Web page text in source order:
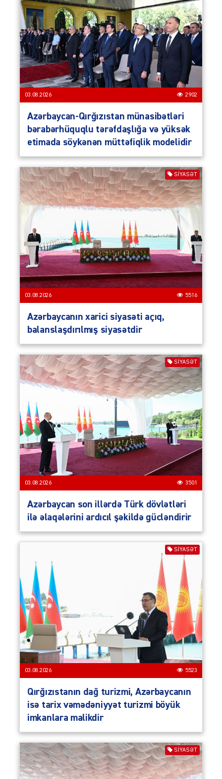
03.08.2026 2902
Azərbaycan-Qırğızıstan münasibətləri
bərabərhüquqlu tərəfdaşlığa və yüksək
etimada söykənən müttəfiqlik modelidir
SIYASƏT
03.08.2026 5516
Azərbaycanın xarici siyasəti açıq,
balanslaşdırılmış siyasətdir
SIYASƏT
03.08.2026 3501
Azərbaycan son illərdə Türk dövlətləri
ilə əlaqələrini ardıcıl şəkildə gücləndirir
SIYASƏT
03.08.2026 5523
Qırğızıstanın dağ turizmi, Azərbaycanın
isə tarix vəmədəniyyət turizmi böyük
imkanlara malikdir
SIYASƏT